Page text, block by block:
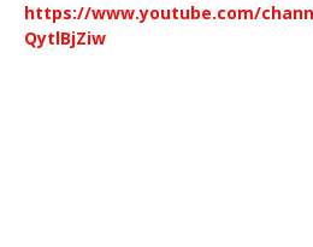
https://www.youtube.com/
QytlBjZiw